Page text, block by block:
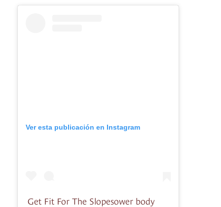
Ver esta publicación en Instagram
Get Fit For The Slopesower body